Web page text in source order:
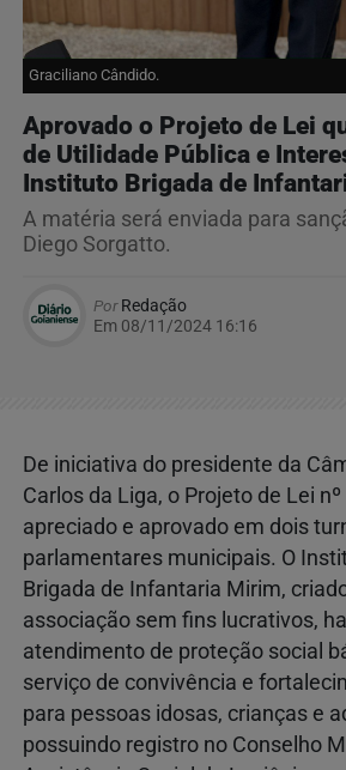
Graciliano Cândido.
Aprovado o Projeto de Lei
de Utilidade Pública e
Instituto Brigada de
A matéria será enviada para
Diego Sorgatto.
PorRedação
Em 08/11/2024 16:16
De iniciativa do presidente da
Carlos da Liga, o Projeto de Lei
apreciado e aprovado em dois
parlamentares municipais. O
Brigada de Infantaria Mirim,
associação sem fins lucrativos,
atendimento de proteção social
serviço de convivência e
para pessoas idosas, crianças e
possuindo registro no Conselho